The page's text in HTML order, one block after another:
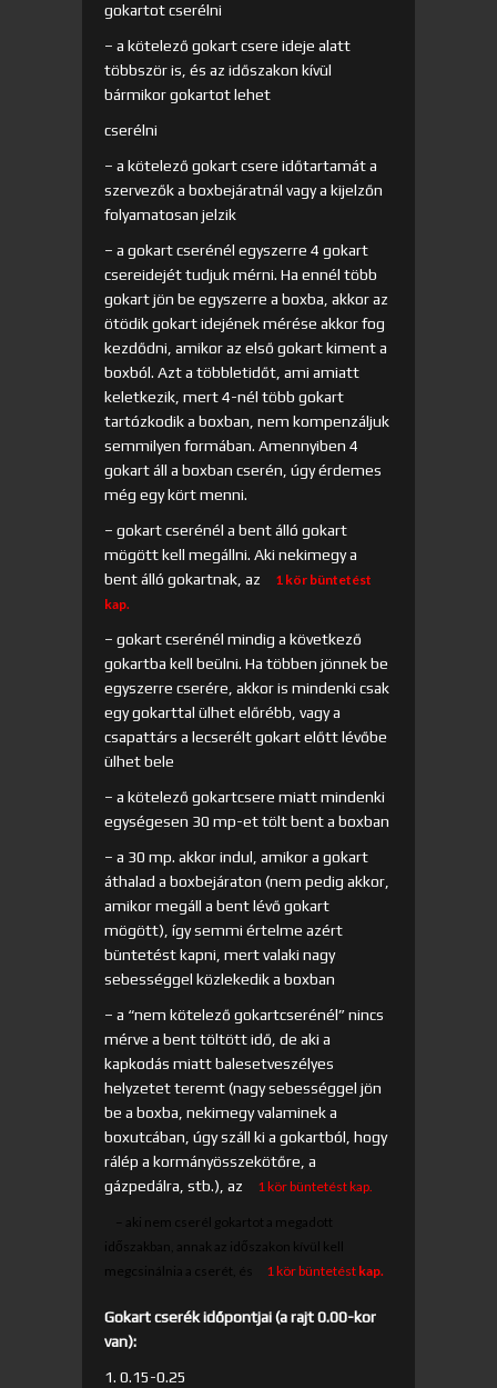
gokartot cserélni
– a kötelező gokart csere ideje alatt
többször is, és az időszakon kívül
bármikor gokartot lehet
cserélni
– a kötelező gokart csere időtartamát a
szervezők a boxbejáratnál vagy a kijelzőn
folyamatosan jelzik
– a gokart cserénél egyszerre 4 gokart
csereidejét tudjuk mérni. Ha ennél több
gokart jön be egyszerre a boxba, akkor az
ötödik gokart idejének mérése akkor fog
kezdődni, amikor az első gokart kiment a
boxból. Azt a többletidőt, ami amiatt
keletkezik, mert 4-nél több gokart
tartózkodik a boxban, nem kompenzáljuk
semmilyen formában. Amennyiben 4
gokart áll a boxban cserén, úgy érdemes
még egy kört menni.
– gokart cserénél a bent álló gokart
mögött kell megállni. Aki nekimegy a
bent álló gokartnak, az
1 kör büntetést
kap.
– gokart cserénél mindig a következő
gokartba kell beülni. Ha többen jönnek be
egyszerre cserére, akkor is mindenki csak
egy gokarttal ülhet előrébb, vagy a
csapattárs a lecserélt gokart előtt lévőbe
ülhet bele
– a kötelező gokartcsere miatt mindenki
egységesen 30 mp-et tölt bent a boxban
– a 30 mp. akkor indul, amikor a gokart
áthalad a boxbejáraton (nem pedig akkor,
amikor megáll a bent lévő gokart
mögött), így semmi értelme azért
büntetést kapni, mert valaki nagy
sebességgel közlekedik a boxban
– a “nem kötelező gokartcserénél” nincs
mérve a bent töltött idő, de aki a
kapkodás miatt balesetveszélyes
helyzetet teremt (nagy sebességgel jön
be a boxba, nekimegy valaminek a
boxutcában, úgy száll ki a gokartból, hogy
rálép a kormányösszekötőre, a
gázpedálra, stb.), az
1 kör büntetéstkap.
– aki nem cserél gokartot a megadott
időszakban, annak az időszakon kívül kell
megcsinálnia a cserét, és
1 kör büntetést kap.
Gokart cserék időpontjai (a rajt 0.00-kor
van):
1. 0.15-0.25